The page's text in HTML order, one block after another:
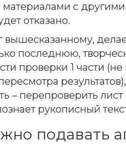
с
отказано.
вышесказанному,
последнюю,
проверки 1 части
– перепроверить
рукописный
подавать